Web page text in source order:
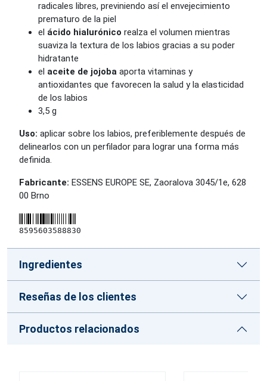
radicales libres, previniendo así el envejecimiento
prematuro de la piel
el ácido hialurónico realza el volumen mientras
suaviza la textura de los labios gracias a su poder
hidratante
el aceite de jojoba aporta vitaminas y
antioxidantes que favorecen la salud y la elasticidad
de los labios
3,5 g
Uso: aplicar sobre los labios, preferiblemente después de
delinearlos con un perfilador para lograr una forma más
definida.
Fabricante: ESSENS EUROPE SE, Zaoralova 3045/1e, 628
00 Brno
8595603588830
Ingredientes
Reseñas de los clientes
Productos relacionados